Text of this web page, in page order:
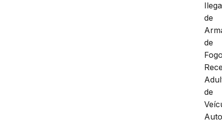
de
de
de